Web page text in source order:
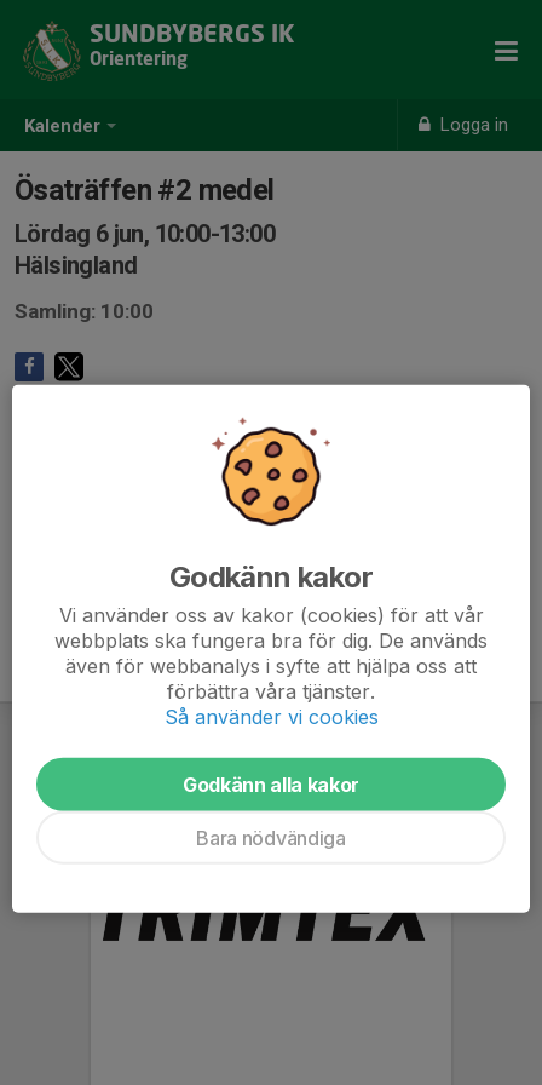
Kalender Logga in
SUNDBYBERGS IK
Orientering
Ösaträffen #2 medel
Lördag 6 jun, 10:00-13:00
Hälsingland
Samling: 10:00
Godkänn kakor
Vi använder oss av kakor (cookies) för att vår
webbplats ska fungera bra för dig. De används
även för webbanalys i syfte att hjälpa oss att
förbättra våra tjänster.
Så använder vi cookies
Godkänn alla kakor
Bara nödvändiga